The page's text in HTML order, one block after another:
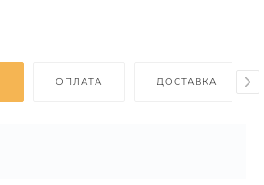
ОПЛАТА ДОСТАВКА